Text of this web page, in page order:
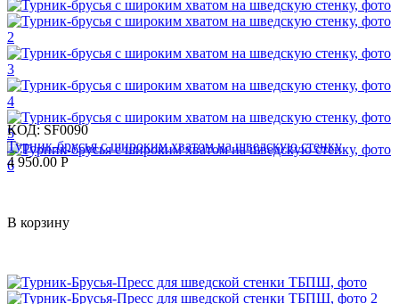
КОД: SF0090
Турник-брусья с широким хватом на шведскую стенку
4 950.00 Р
В корзину